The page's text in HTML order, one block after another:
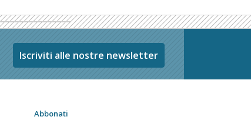
Iscriviti alle nostre newsletter
Abbonati